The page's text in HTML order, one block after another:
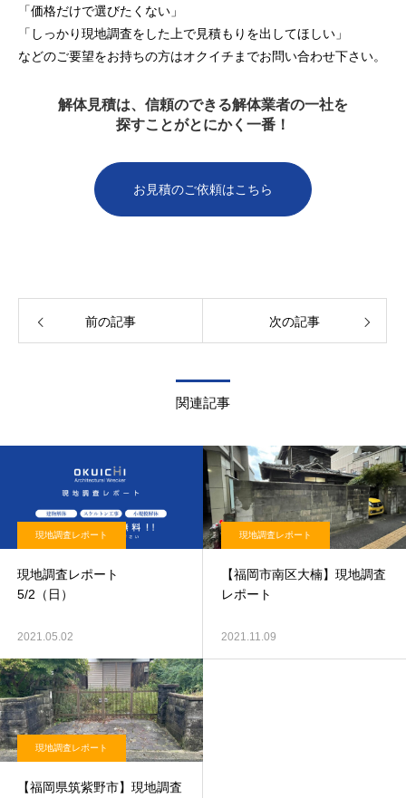
「価格だけで選びたくない」
「しっかり現地調査をした上で見積もりを出してほしい」
などのご要望をお持ちの方はオクイチまでお問い合わせ下さい。
解体見積は、信頼のできる解体業者の一社を
探すことがとにかく一番！
お見積のご依頼はこちら
前の記事 次の記事
関連記事
現地調査レポート
現地調査レポート
5/2（日）
2021.05.02
現地調査レポート
【福岡市南区大楠】現地調査
レポート
2021.11.09
現地調査レポート
【福岡県筑紫野市】現地調査